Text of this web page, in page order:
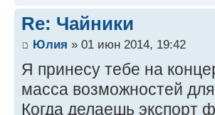
Re: Чайники
Юлия » 01 июн 2014, 19:42
Я принесу тебе на
масса возможностей
Когда делаешь экспорт